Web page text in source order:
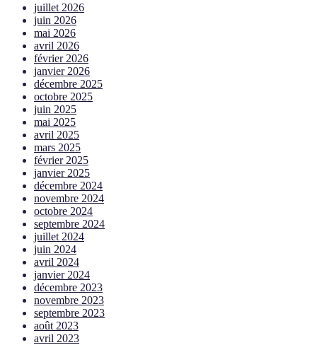
juillet 2026
juin 2026
mai 2026
avril 2026
février 2026
janvier 2026
décembre 2025
octobre 2025
juin 2025
mai 2025
avril 2025
mars 2025
février 2025
janvier 2025
décembre 2024
novembre 2024
octobre 2024
septembre 2024
juillet 2024
juin 2024
avril 2024
janvier 2024
décembre 2023
novembre 2023
septembre 2023
août 2023
avril 2023